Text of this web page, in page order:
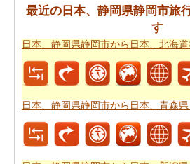
た、旅費の推定値を取得したいと
県静岡市から日本、岩手県宮古市
ェックすることができます。
最近の日本、静岡県静岡市旅
す
日本、静岡県静岡市から日本、北海
日本、静岡県静岡市から日本、青森